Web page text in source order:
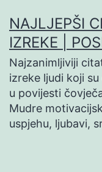
na
sadržaj
NAJLJEPŠI
IZREKE |
Najzanimljiviji
izreke ljudi koji
u povijesti
Mudre
uspjehu, ljubavi,